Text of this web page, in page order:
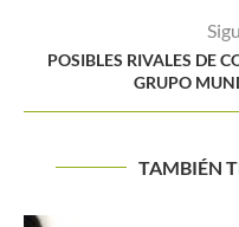
POSIBLES RIVALES DE
GRUPO
TAMBIÉN